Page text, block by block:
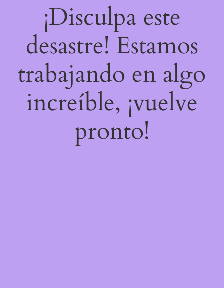
¡Disculpa este
desastre! Estamos
trabajando en algo
increíble, ¡vuelve
pronto!